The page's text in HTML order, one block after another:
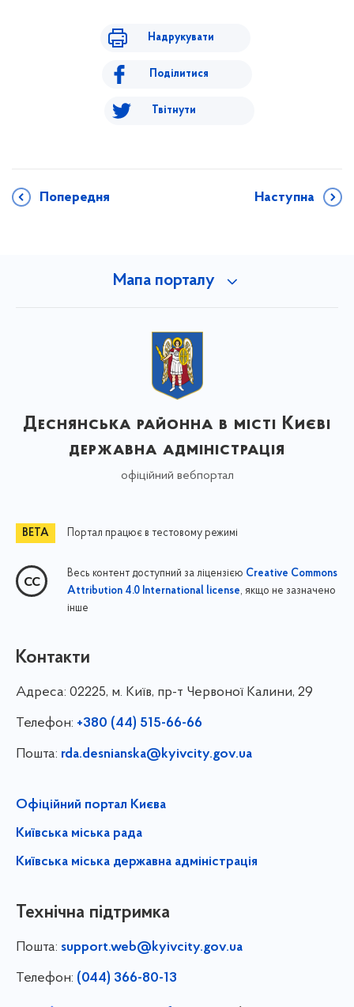
Надрукувати
Поділитися
Твітнути
Попередня Наступна
Мапа порталу
Деснянська районна в місті Києві
державна адміністрація
офіційний вебпортал
Портал працює в тестовому режимі
Весь контент доступний за ліцензією Creative Commons
Attribution 4.0 International license, якщо не зазначено
інше
Контакти
Адреса: 02225, м. Київ, пр-т Червоної Калини, 29
Телефон: +380 (44) 515-66-66
Пошта: rda.desnianska@kyivcity.gov.ua
Офіційний портал Києва
Київська міська рада
Київська міська державна адміністрація
Технічна підтримка
Пошта: support.web@kyivcity.gov.ua
Телефон: (044) 366-80-13